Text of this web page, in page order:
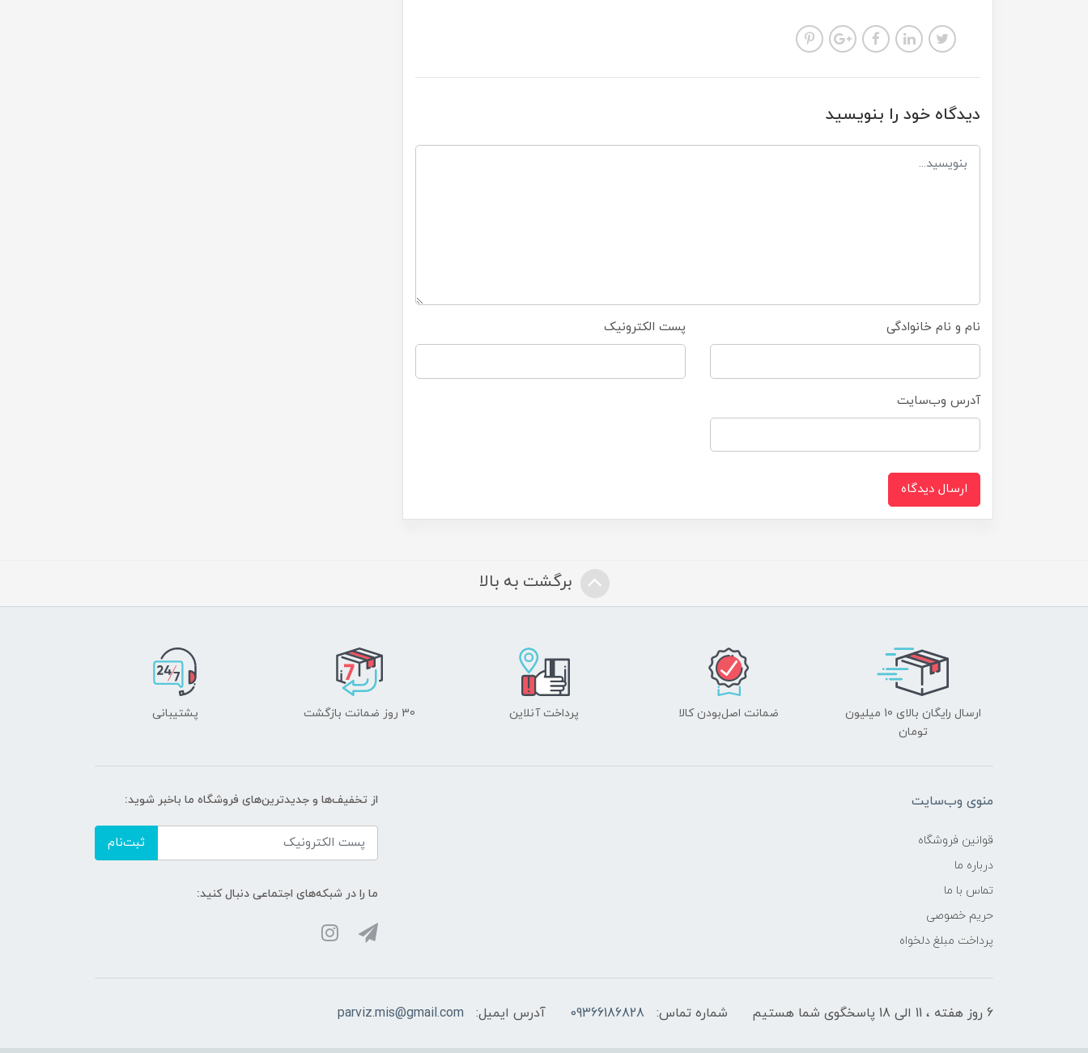
دیدگاه خود را بنویسید
نام و نام خانوادگی پست الکترونیک
آدرس وب‌سایت
ارسال دیدگاه
برگشت به بالا
ارسال رایگان بالای 10 میلیون
تومان
ضمانت اصل‌بودن کالا پرداخت آنلاین 30 روز ضمانت بازگشت پشتیبانی
منوی وب‌سایت
قوانین فروشگاه
درباره ما
تماس با ما
حریم خصوصی
پرداخت مبلغ دلخواه
از تخفیف‌ها و جدیدترین‌های فروشگاه ما باخبر شوید:
ثبت‌نام
ما را در شبکه‌های اجتماعی دنبال کنید:
6 روز هفته ، 11 الی 18 پاسخگوی شما هستیم شماره تماس: 09366186828 آدرس ایمیل: parviz.mis@gmail.com